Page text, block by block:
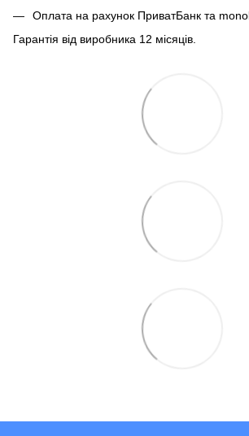
Оплата на рахунок ПриватБанк та
Гарантія від виробника 12 місяців.